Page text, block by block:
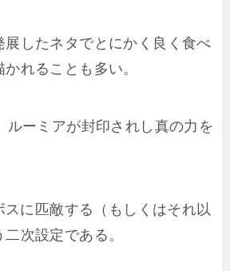
したネタでとにかく良く食べ
れることも多い。
ルーミアが封印されし真の力を
スに匹敵する（もしくはそれ以
次設定である。